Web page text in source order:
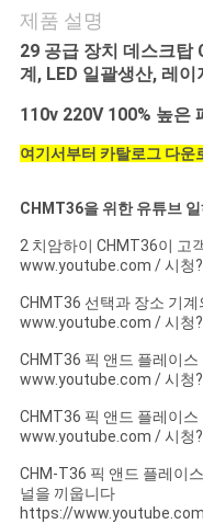
소
식
SHOPPING
ON
LINE
사
이
트
지
도
제품 설명
29 공급 장치 데스크탑
계, LED 일괄생산, 레
110v 220V 100% 높은
여기서부터 카탈로그 다운
CHMT36을 위한 유튜브
2 치암하이 CHMT36이 고
www.youtube.com / 시청
CHMT36 선택과 장소 기계
www.youtube.com / 시청
CHMT36 픽 앤드 플레이스
www.youtube.com / 시청
CHMT36 픽 앤드 플레이
www.youtube.com / 시청?
CHM-T36 픽 앤드 플레이
널을 끼웁니다
https://